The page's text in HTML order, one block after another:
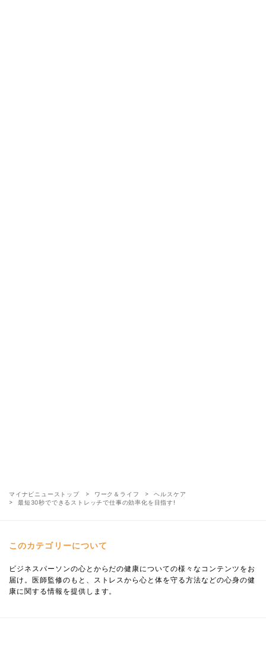
マイナビニューストップ ワーク＆ライフ
ヘルスケア
最短30秒でできるストレッチで仕事の効率化を目指す!
このカテゴリーについて
ビジネスパーソンの心とからだの健康についての様々なコンテンツをお
届け。医師監修のもと、ストレスから心と体を守る方法などの心身の健
康に関する情報を提供します。